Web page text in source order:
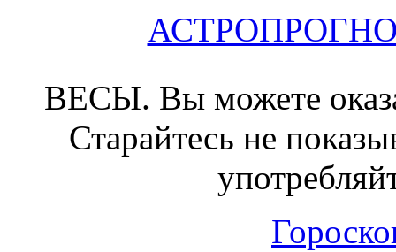
ВЕСЫ. Вы можете
Старайтесь не